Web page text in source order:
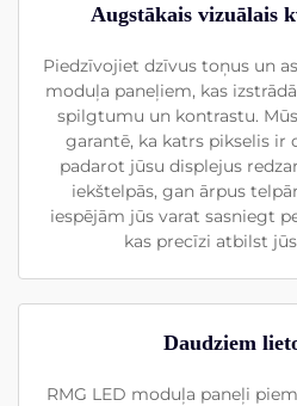
Augstākais vizuālais
Piedzīvojiet dzīvus toņus un
moduļa paneļiem, kas
spilgtumu un kontrastu.
garantē, ka katrs pikselis ir
padarot jūsu displejus
iekštelpās, gan ārpus
iespējām jūs varat sasniegt
kas precīzi atbilst
Daudziem
RMG LED moduļa paneļi